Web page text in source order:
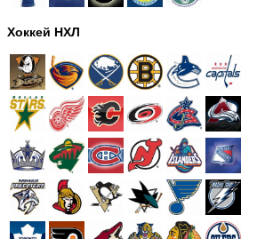
Хоккей НХЛ